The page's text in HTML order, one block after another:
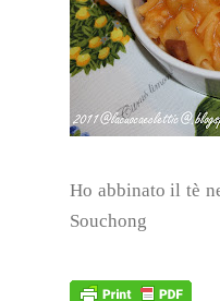
Ho abbinato il tè
Souchong